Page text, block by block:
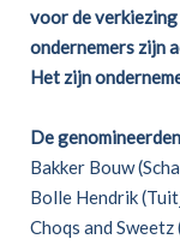
voor de
ondernemers zijn
Het zijn
De
Bakker Bouw
Bolle Hendrik
Choqs and Sweetz